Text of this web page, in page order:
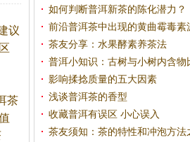
议
茶
如何判断普洱新茶的陈化潜力？
前沿普洱茶中出现的黄曲霉毒素
茶友分享：水果酵素养茶法
普洱小知识：古树与小树内含物
较
影响揉捻质量的五大因素
浅谈普洱茶的香型
收藏普洱有误区 小心误入
茶友须知：茶的特性和冲泡方法